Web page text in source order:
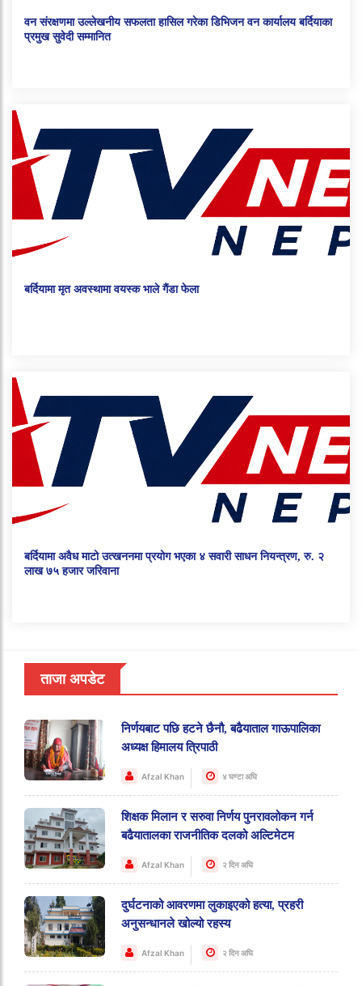
वन संरक्षणमा उल्लेखनीय सफलता हासिल गरेका डिभिजन वन कार्यालय बर्दियाका
प्रमुख सुवेदी सम्मानित
बर्दियामा मृत अवस्थामा वयस्क भाले गैंडा फेला
बर्दियामा अवैध माटो उत्खननमा प्रयोग भएका ४ सवारी साधन नियन्त्रण, रु. २
लाख ७५ हजार जरिवाना
ताजा अपडेट
निर्णयबाट पछि हटने छैनौ, बढैयाताल गाऊपालिका
अध्यक्ष हिमालय त्रिपाठी
Afzal Khan ४ घण्टा अघि
शिक्षक मिलान र सरुवा निर्णय पुनरावलोकन गर्न
बढैयातालका राजनीतिक दलको अल्टिमेटम
Afzal Khan २ दिन अघि
दुर्घटनाको आवरणमा लुकाइएको हत्या, प्रहरी
अनुसन्धानले खोल्यो रहस्य
Afzal Khan २ दिन अघि